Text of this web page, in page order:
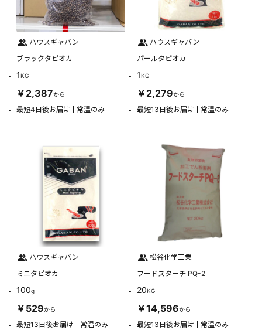
ハウスギャバン
ブラックタピオカ
1KG
￥2,387から
最短4日後お届け 常温のみ
ハウスギャバン
パールタピオカ
1KG
￥2,279から
最短13日後お届け 常温のみ
ハウスギャバン
ミニタピオカ
100g
￥529から
最短13日後お届け 常温のみ
松谷化学工業
フードスターチ PQ-2
20KG
￥14,596から
最短13日後お届け 常温のみ